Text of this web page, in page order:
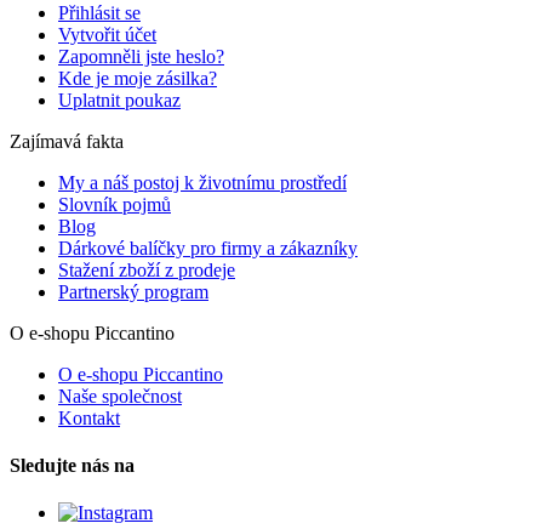
Přihlásit se
Vytvořit účet
Zapomněli jste heslo?
Kde je moje zásilka?
Uplatnit poukaz
Zajímavá fakta
My a náš postoj k životnímu prostředí
Slovník pojmů
Blog
Dárkové balíčky pro firmy a zákazníky
Stažení zboží z prodeje
Partnerský program
O e-shopu Piccantino
O e-shopu Piccantino
Naše společnost
Kontakt
Sledujte nás na